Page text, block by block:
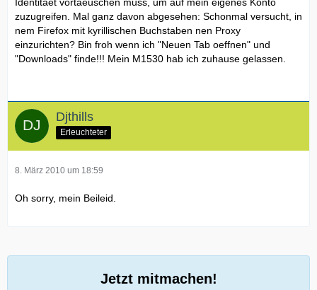
zuzugreifen. Mal ganz davon abgesehen: Schonmal versucht, in
nem Firefox mit kyrillischen Buchstaben nen Proxy
einzurichten? Bin froh wenn ich "Neuen Tab oeffnen" und
"Downloads" finde!!! Mein M1530 hab ich zuhause gelassen.
Djthills
Erleuchteter
8. März 2010 um 18:59
Oh sorry, mein Beileid.
Jetzt mitmachen!